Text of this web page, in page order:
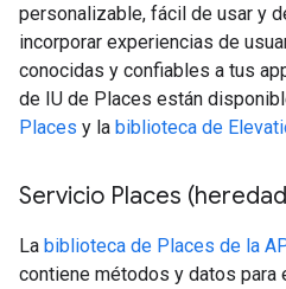
personalizable, fácil de usar y
incorporar experiencias de
conocidas y confiables a tus
de IU de Places están
Places y la biblioteca de
Servicio Places
La biblioteca de Places de la
contiene métodos y datos para